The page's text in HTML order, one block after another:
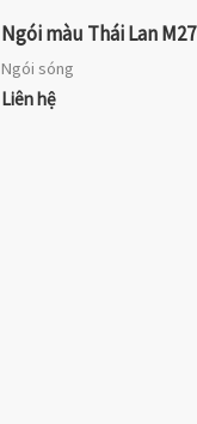
Ngói màu Thái Lan M27
Ngói sóng
Liên hệ